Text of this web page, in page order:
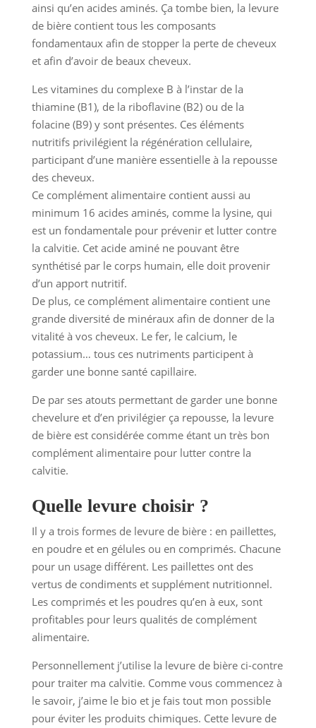
ainsi qu’en acides aminés. Ça tombe bien, la levure
de bière contient tous les composants
fondamentaux afin de stopper la perte de cheveux
et afin d’avoir de beaux cheveux.
Les vitamines du complexe B à l’instar de la
thiamine (B1), de la riboflavine (B2) ou de la
folacine (B9) y sont présentes. Ces éléments
nutritifs privilégient la régénération cellulaire,
participant d’une manière essentielle à la repousse
des cheveux.
Ce complément alimentaire contient aussi au
minimum 16 acides aminés, comme la lysine, qui
est un fondamentale pour prévenir et lutter contre
la calvitie. Cet acide aminé ne pouvant être
synthétisé par le corps humain, elle doit provenir
d’un apport nutritif.
De plus, ce complément alimentaire contient une
grande diversité de minéraux afin de donner de la
vitalité à vos cheveux. Le fer, le calcium, le
potassium… tous ces nutriments participent à
garder une bonne santé capillaire.
De par ses atouts permettant de garder une bonne
chevelure et d’en privilégier ça repousse, la levure
de bière est considérée comme étant un très bon
complément alimentaire pour lutter contre la
calvitie.
Quelle levure choisir ?
Il y a trois formes de levure de bière : en paillettes,
en poudre et en gélules ou en comprimés. Chacune
pour un usage différent. Les paillettes ont des
vertus de condiments et supplément nutritionnel.
Les comprimés et les poudres qu’en à eux, sont
profitables pour leurs qualités de complément
alimentaire.
Personnellement j’utilise la levure de bière ci-contre
pour traiter ma calvitie. Comme vous commencez à
le savoir, j’aime le bio et je fais tout mon possible
pour éviter les produits chimiques. Cette levure de